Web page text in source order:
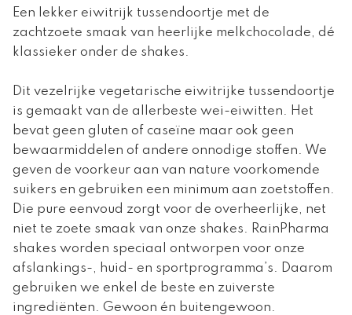
Een lekker eiwitrijk tussendoortje met de
zachtzoete smaak van heerlijke melkchocolade, dé
klassieker onder de shakes.
Dit vezelrijke vegetarische eiwitrijke tussendoortje
is gemaakt van de allerbeste wei-eiwitten. Het
bevat geen gluten of caseïne maar ook geen
bewaarmiddelen of andere onnodige stoffen. We
geven de voorkeur aan van nature voorkomende
suikers en gebruiken een minimum aan zoetstoffen.
Die pure eenvoud zorgt voor de overheerlijke, net
niet te zoete smaak van onze shakes. RainPharma
shakes worden speciaal ontworpen voor onze
afslankings-, huid- en sportprogramma’s. Daarom
gebruiken we enkel de beste en zuiverste
ingrediënten. Gewoon én buitengewoon.